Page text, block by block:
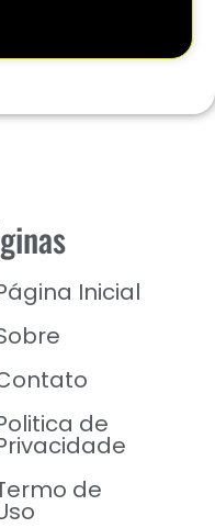
Inicial
de
de